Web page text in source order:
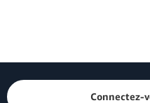
Connectez-